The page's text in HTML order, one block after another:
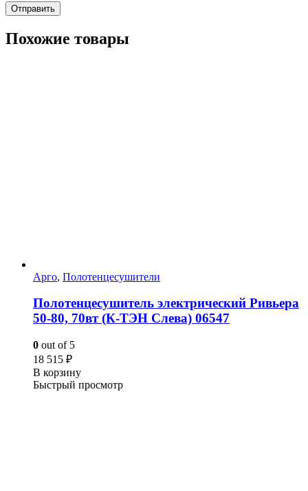
Похожие товары
Арго, Полотенцесушители
Полотенцесушитель электрический Ривьера
50-80, 70вт (К-ТЭН Слева) 06547
0 out of 5
18 515 ₽
В корзину
Быстрый просмотр